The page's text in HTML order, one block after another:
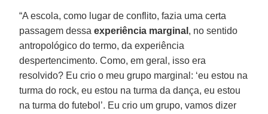
“A escola, como lugar de conflito, fazia uma certa
passagem dessaexperiência marginal , no sentido
antropológico do termo, da experiência
despertencimento. Como, em geral, isso era
resolvido? Eu crio o meu grupo marginal: ‘eu estou na
turma do rock, eu estou na turma da dança, eu estou
na turma do futebol’. Eu crio um grupo, vamos dizer